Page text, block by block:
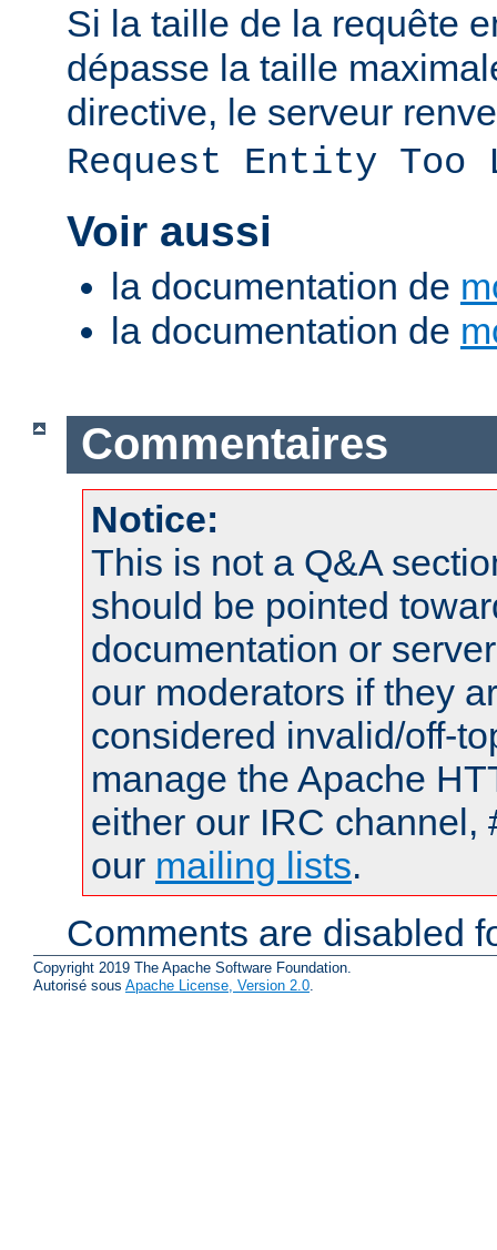
Si la taille de la requête
dépasse la taille
directive, le serveur
Request Entity Too
Voir aussi
la documentation de
la documentation de
Commentaires
Notice:
This is not a Q&A
should be pointed
documentation or
our moderators if they
considered invalid/off-
manage the Apache
either our IRC channel,
our mailing lists.
Comments are disabled
Copyright 2019 The Apache Software Foundation.
Autorisé sous Apache License, Version 2.0